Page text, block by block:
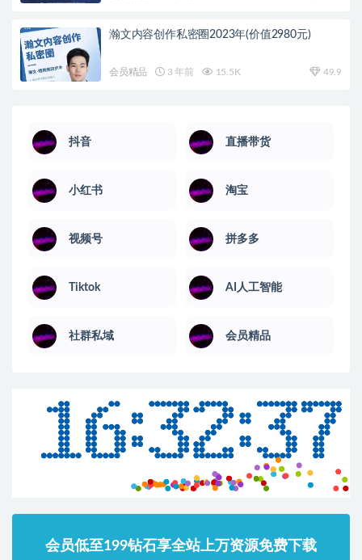
瀚文内容创作私密圈2023年(价值2980元)
会员精品 3 年前 15.5K 49.9
抖音 直播带货
小红书 淘宝
视频号 拼多多
Tiktok AI人工智能
社群私域 会员精品
会员低至199钻石享全站上万资源免费下载